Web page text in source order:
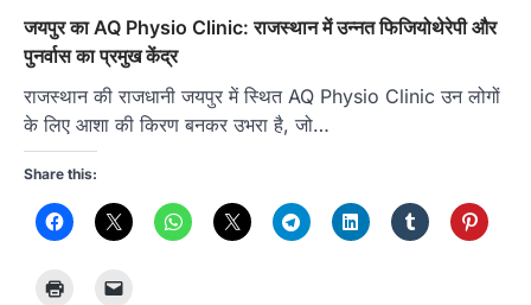
जयपुर का AQ Physio Clinic: राजस्थान में उन्नत फिजियोथेरेपी और
पुनर्वास का प्रमुख केंद्र
राजस्थान की राजधानी जयपुर में स्थित AQ Physio Clinic उन लोगों
के लिए आशा की किरण बनकर उभरा है, जो…
Share this: